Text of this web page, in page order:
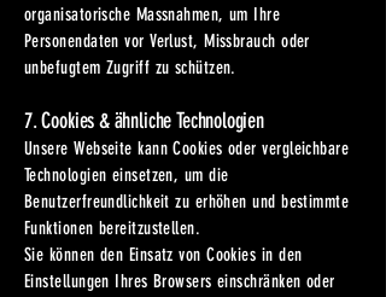
organisatorische Massnahmen, um Ihre
Personendaten vor Verlust, Missbrauch oder
unbefugtem Zugriff zu schützen.
7. Cookies & ähnliche Technologien
Unsere Webseite kann Cookies oder vergleichbare
Technologien einsetzen, um die
Benutzerfreundlichkeit zu erhöhen und bestimmte
Funktionen bereitzustellen.
Sie können den Einsatz von Cookies in den
Einstellungen Ihres Browsers einschränken oder